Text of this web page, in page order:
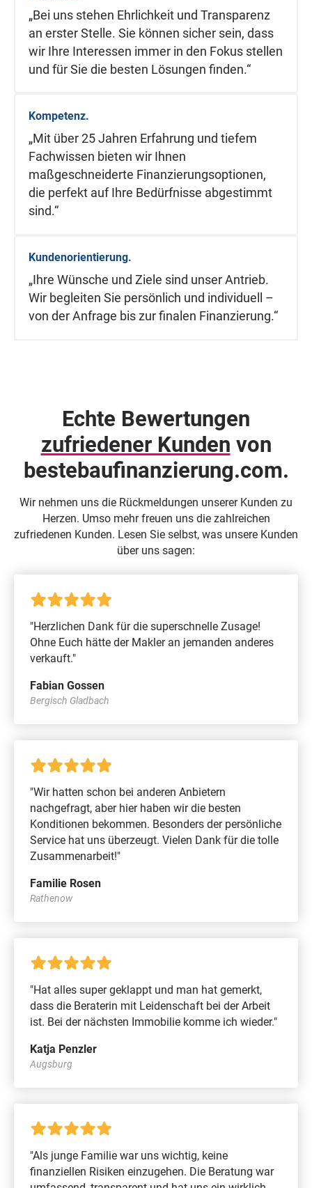
„Bei uns stehen Ehrlichkeit und Transparenz
an erster Stelle. Sie können sicher sein, dass
wir Ihre Interessen immer in den Fokus stellen
und für Sie die besten Lösungen finden.“
Kompetenz.
„Mit über 25 Jahren Erfahrung und tiefem
Fachwissen bieten wir Ihnen
maßgeschneiderte Finanzierungsoptionen,
die perfekt auf Ihre Bedürfnisse abgestimmt
sind.“
Kundenorientierung.
„Ihre Wünsche und Ziele sind unser Antrieb.
Wir begleiten Sie persönlich und individuell –
von der Anfrage bis zur finalen Finanzierung.“
Echte Bewertungen
zufriedener Kunden von
beste­baufinanzierung.com.
Wir nehmen uns die Rückmeldungen unserer Kunden zu
Herzen. Umso mehr freuen uns die zahlreichen
zufriedenen Kunden. Lesen Sie selbst, was unsere Kunden
über uns sagen:
"Herzlichen Dank für die superschnelle Zusage!
Ohne Euch hätte der Makler an jemanden anderes
verkauft."
Fabian Gossen
Bergisch Gladbach
"Wir hatten schon bei anderen Anbietern
nachgefragt, aber hier haben wir die besten
Konditionen bekommen. Besonders der persönliche
Service hat uns überzeugt. Vielen Dank für die tolle
Zusammenarbeit!"
Familie Rosen
Rathenow
"Hat alles super geklappt und man hat gemerkt,
dass die Beraterin mit Leidenschaft bei der Arbeit
ist. Bei der nächsten Immobilie komme ich wieder."
Katja Penzler
Augsburg
"Als junge Familie war uns wichtig, keine
finanziellen Risiken einzugehen. Die Beratung war